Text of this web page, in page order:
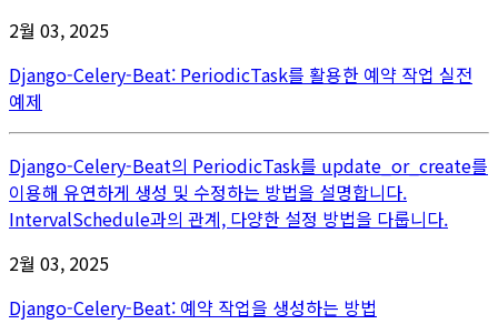
2월 03, 2025
Django-Celery-Beat: PeriodicTask를 활용한 예약 작업 실전
예제
Django-Celery-Beat의 PeriodicTask를 update_or_create를
이용해 유연하게 생성 및 수정하는 방법을 설명합니다.
IntervalSchedule과의 관계, 다양한 설정 방법을 다룹니다.
2월 03, 2025
Django-Celery-Beat: 예약 작업을 생성하는 방법